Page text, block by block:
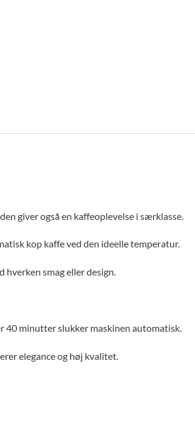
giver også en kaffeoplevelse i særklasse.
kop kaffe ved den ideelle temperatur.
hverken smag eller design.
40 minutter slukker maskinen automatisk.
elegance og høj kvalitet.